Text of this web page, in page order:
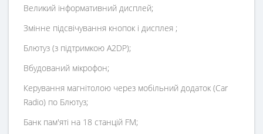
Великий інформативний дисплей;
Змінне підсвічування кнопок і дисплея ;
Блютуз (з підтримкою A2DP);
Вбудований мікрофон;
Керування магнітолою через мобільний додаток (Car
Radio) по Блютуз;
Банк пам'яті на 18 станцій FM;